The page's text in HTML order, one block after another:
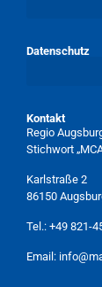
Datenschutz
Kontakt
Regio
Stichwort
Karlstraße 2
86150
Tel.: +49 821-
Email: